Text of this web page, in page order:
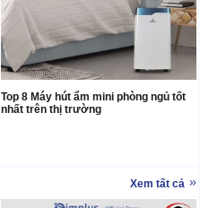
Top 8 Máy hút ẩm mini phòng ngủ tốt
nhất trên thị trường
Xem tất cả